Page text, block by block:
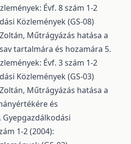
Évf. 8 szám 1-2
Közlemények (GS-08)
Műtrágyázás hatása a
tartalmára és hozamára 5.
Évf. 3 szám 1-2
Közlemények (GS-03)
Műtrágyázás hatása a
és
Gyepgazdálkodási
1-2 (2004):